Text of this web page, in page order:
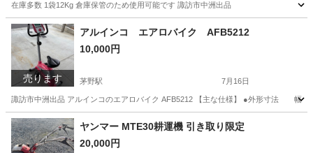
在庫多数 1袋12Kg 倉庫保管のため使用可能です 諏訪市中洲出品
長野 諏訪市 茅野駅 12K
売ります
アルインコ エアロバイク AFB5212
10,000円
茅野駅 7月16日
諏訪市中洲出品 アルインコのエアロバイク AFB5212 【主な仕様】 ●外形寸法
長野 諏訪市 フィットネス、トレーニング
ヤンマー MTE30耕運機 引き取り限定
20,000円